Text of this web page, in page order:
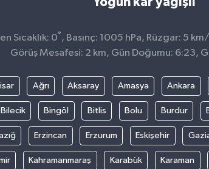
Sıcaklık: 0° , Basınç: 1005 hPa, Rüzgar: 5
Görüş Mesafesi: 2 km, Gün Doğumu: 6:23,
Ağrı Aksaray Amasya Ankara
Bilecik Bingöl Bitlis Bolu Burdur
Erzincan Erzurum Eskişehir
Kahramanmaraş Karabük Karaman